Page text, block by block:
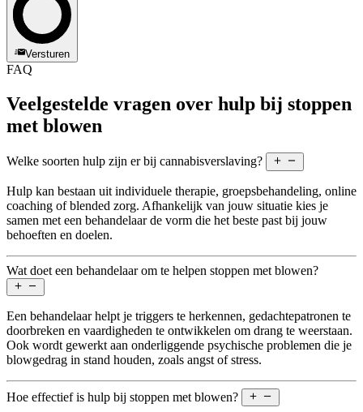
Versturen
FAQ
Veelgestelde vragen over hulp bij stoppen
met blowen
Welke soorten hulp zijn er bij cannabisverslaving?
Hulp kan bestaan uit individuele therapie, groepsbehandeling, online
coaching of blended zorg. Afhankelijk van jouw situatie kies je
samen met een behandelaar de vorm die het beste past bij jouw
behoeften en doelen.
Wat doet een behandelaar om te helpen stoppen met blowen?
Een behandelaar helpt je triggers te herkennen, gedachtepatronen te
doorbreken en vaardigheden te ontwikkelen om drang te weerstaan.
Ook wordt gewerkt aan onderliggende psychische problemen die je
blowgedrag in stand houden, zoals angst of stress.
Hoe effectief is hulp bij stoppen met blowen?